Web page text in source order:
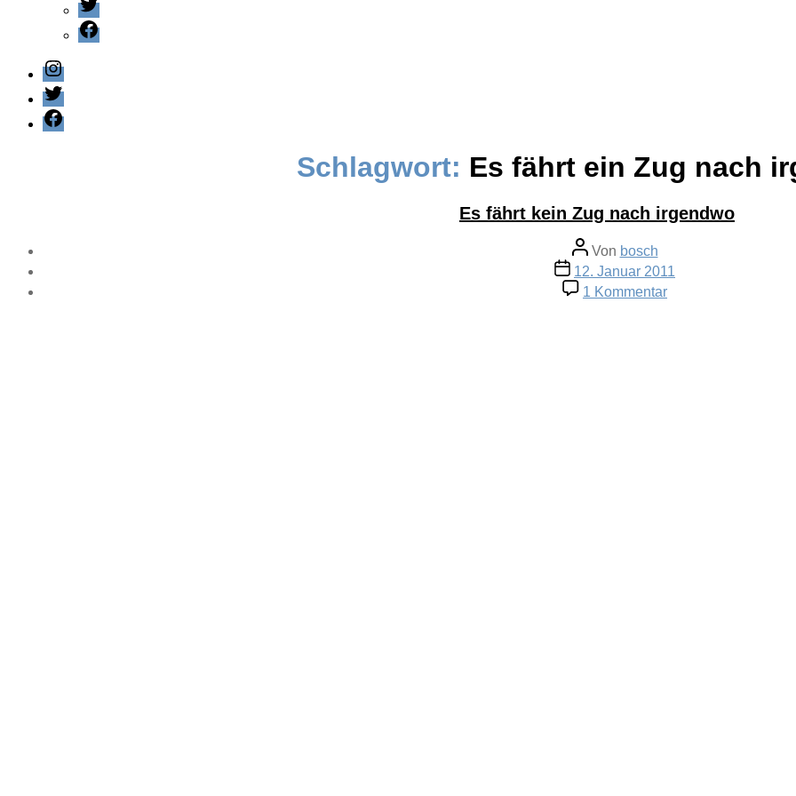
Facebook
Instagram
Twitter
Facebook
Schlagwort: Es fährt ein Zug nach
Es fährt kein Zug nach irgendwo
Beitragsautor
Von bosch
Veröffentlichungsdatum
12. Januar 2011
1 Kommentarzu
Es